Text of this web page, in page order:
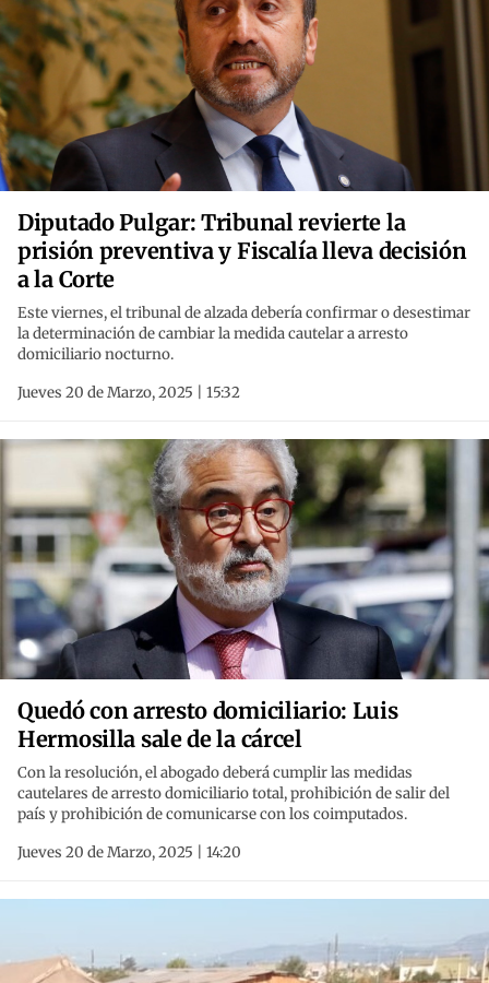
Diputado Pulgar: Tribunal revierte la
prisión preventiva y Fiscalía lleva decisión
a la Corte
Este viernes, el tribunal de alzada debería confirmar o desestimar
la determinación de cambiar la medida cautelar a arresto
domiciliario nocturno.
Jueves 20 de Marzo, 2025 | 15:32
Quedó con arresto domiciliario: Luis
Hermosilla sale de la cárcel
Con la resolución, el abogado deberá cumplir las medidas
cautelares de arresto domiciliario total, prohibición de salir del
país y prohibición de comunicarse con los coimputados.
Jueves 20 de Marzo, 2025 | 14:20